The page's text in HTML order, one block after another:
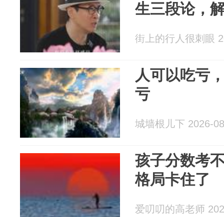
生三段论，
街上的行人很刺眼
人可以吃亏
亏
城墙根儿下 2026-
孩子分数考
格局卡住了
爱叨叨的高老师